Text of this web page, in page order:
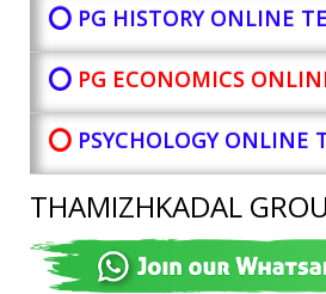
⭕ PG HISTORY ONLINE
⭕ PG ECONOMICS
⭕ PSYCHOLOGY ONLINE
THAMIZHKADAL